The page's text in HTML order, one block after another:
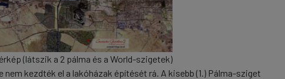
(látszik a 2 pálma és a World-szigetek)
kezdték el a lakóházak építését rá. A kisebb (1.) Pálma-sziget